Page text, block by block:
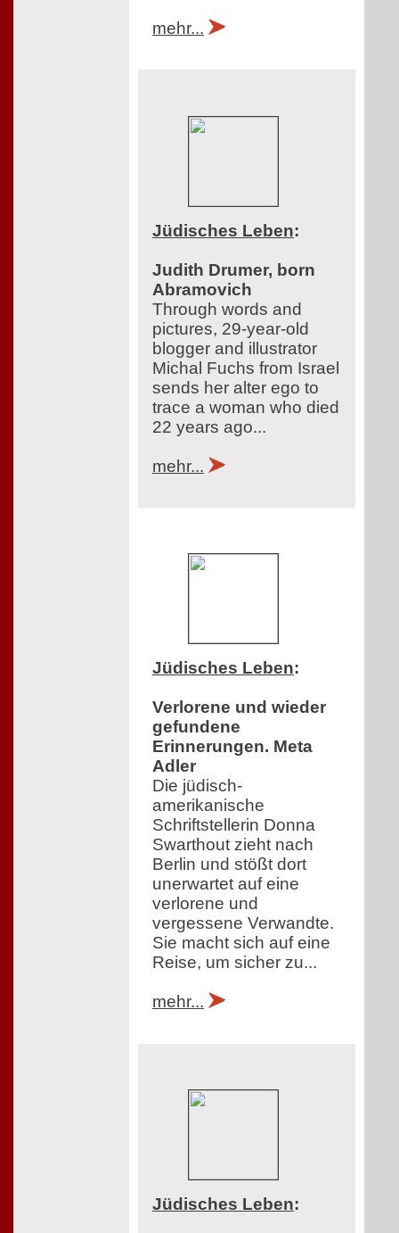
mehr...
Jüdisches Leben:
Judith Drumer, born
Abramovich
Through words and
pictures, 29-year-old
blogger and illustrator
Michal Fuchs from Israel
sends her alter ego to
trace a woman who died
22 years ago...
mehr...
Jüdisches Leben:
Verlorene und wieder
gefundene
Erinnerungen. Meta
Adler
Die jüdisch-
amerikanische
Schriftstellerin Donna
Swarthout zieht nach
Berlin und stößt dort
unerwartet auf eine
verlorene und
vergessene Verwandte.
Sie macht sich auf eine
Reise, um sicher zu...
mehr...
Jüdisches Leben: